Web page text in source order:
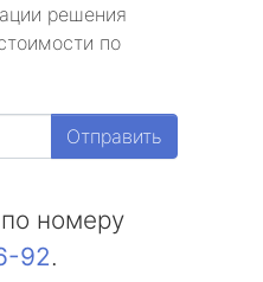
решения
по
Отправить
номеру
92.